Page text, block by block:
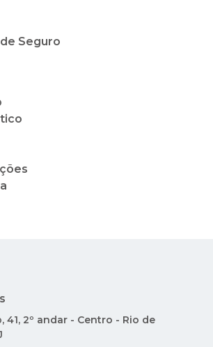
Seguro
41, 2º andar - Centro - Rio de